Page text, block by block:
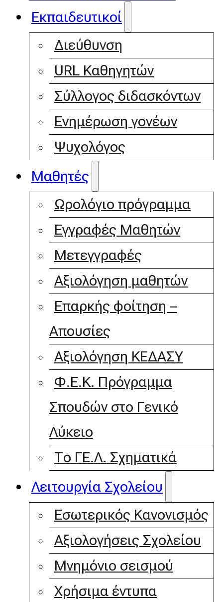
Εκπαιδευτικοί
Διεύθυνση
URL Καθηγητών
Σύλλογος διδασκόντων
Ενημέρωση γονέων
Ψυχολόγος
Μαθητές
Ωρολόγιο πρόγραμμα
Εγγραφές Μαθητών
Μετεγγραφές
Αξιολόγηση μαθητών
Επαρκής φοίτηση –
Απουσίες
Αξιολόγηση ΚΕΔΑΣΥ
Φ.Ε.Κ. Πρόγραμμα
Σπουδών στο Γενικό
Λύκειο
Το ΓΕ.Λ. Σχηματικά
Λειτουργία Σχολείου
Εσωτερικός Κανονισμός
Αξιολογήσεις Σχολείου
Μνημόνιο σεισμού
Χρήσιμα έντυπα